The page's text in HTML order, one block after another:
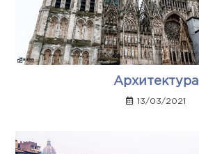
Архитектура
13/03/2021